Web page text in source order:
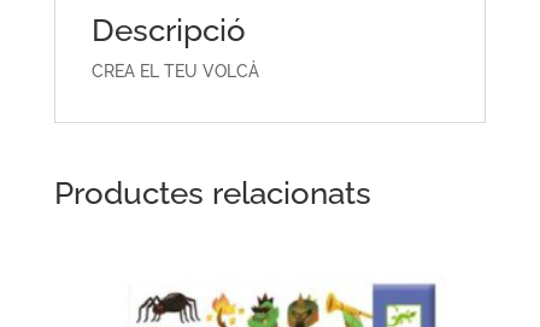
Descripció
CREA EL TEU VOLCÀ
Productes relacionats